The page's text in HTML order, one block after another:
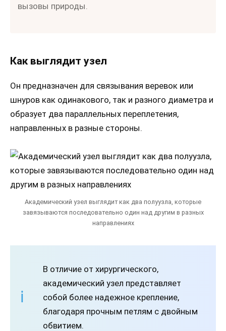
вызовы природы.
Как выглядит узел
Он предназначен для связывания веревок или
шнуров как одинакового, так и разного диаметра и
образует два параллельных переплетения,
направленных в разные стороны.
Академический узел выглядит как два полуузла, которые
завязываются последовательно один над другим в разных
направлениях
В отличие от хирургического,
академический узел представляет
собой более надежное крепление,
благодаря прочным петлям с двойным
обвитием.